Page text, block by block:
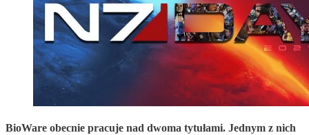
BioWare obecnie pracuje nad dwoma tytułami. Jednym z nich